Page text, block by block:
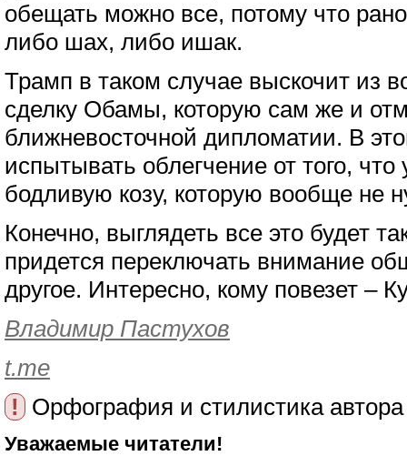
обещать можно все, потому что
либо шах, либо ишак.
Трамп в таком случае выскочит из
сделку Обамы, которую сам же и
ближневосточной дипломатии. В
испытывать облегчение от того,
бодливую козу, которую вообще не
Конечно, выглядеть все это будет
придется переключать внимание
другое. Интересно, кому повезет –
Владимир Пастухов
t.me
!
Орфография и стилистика
Уважаемые читатели!